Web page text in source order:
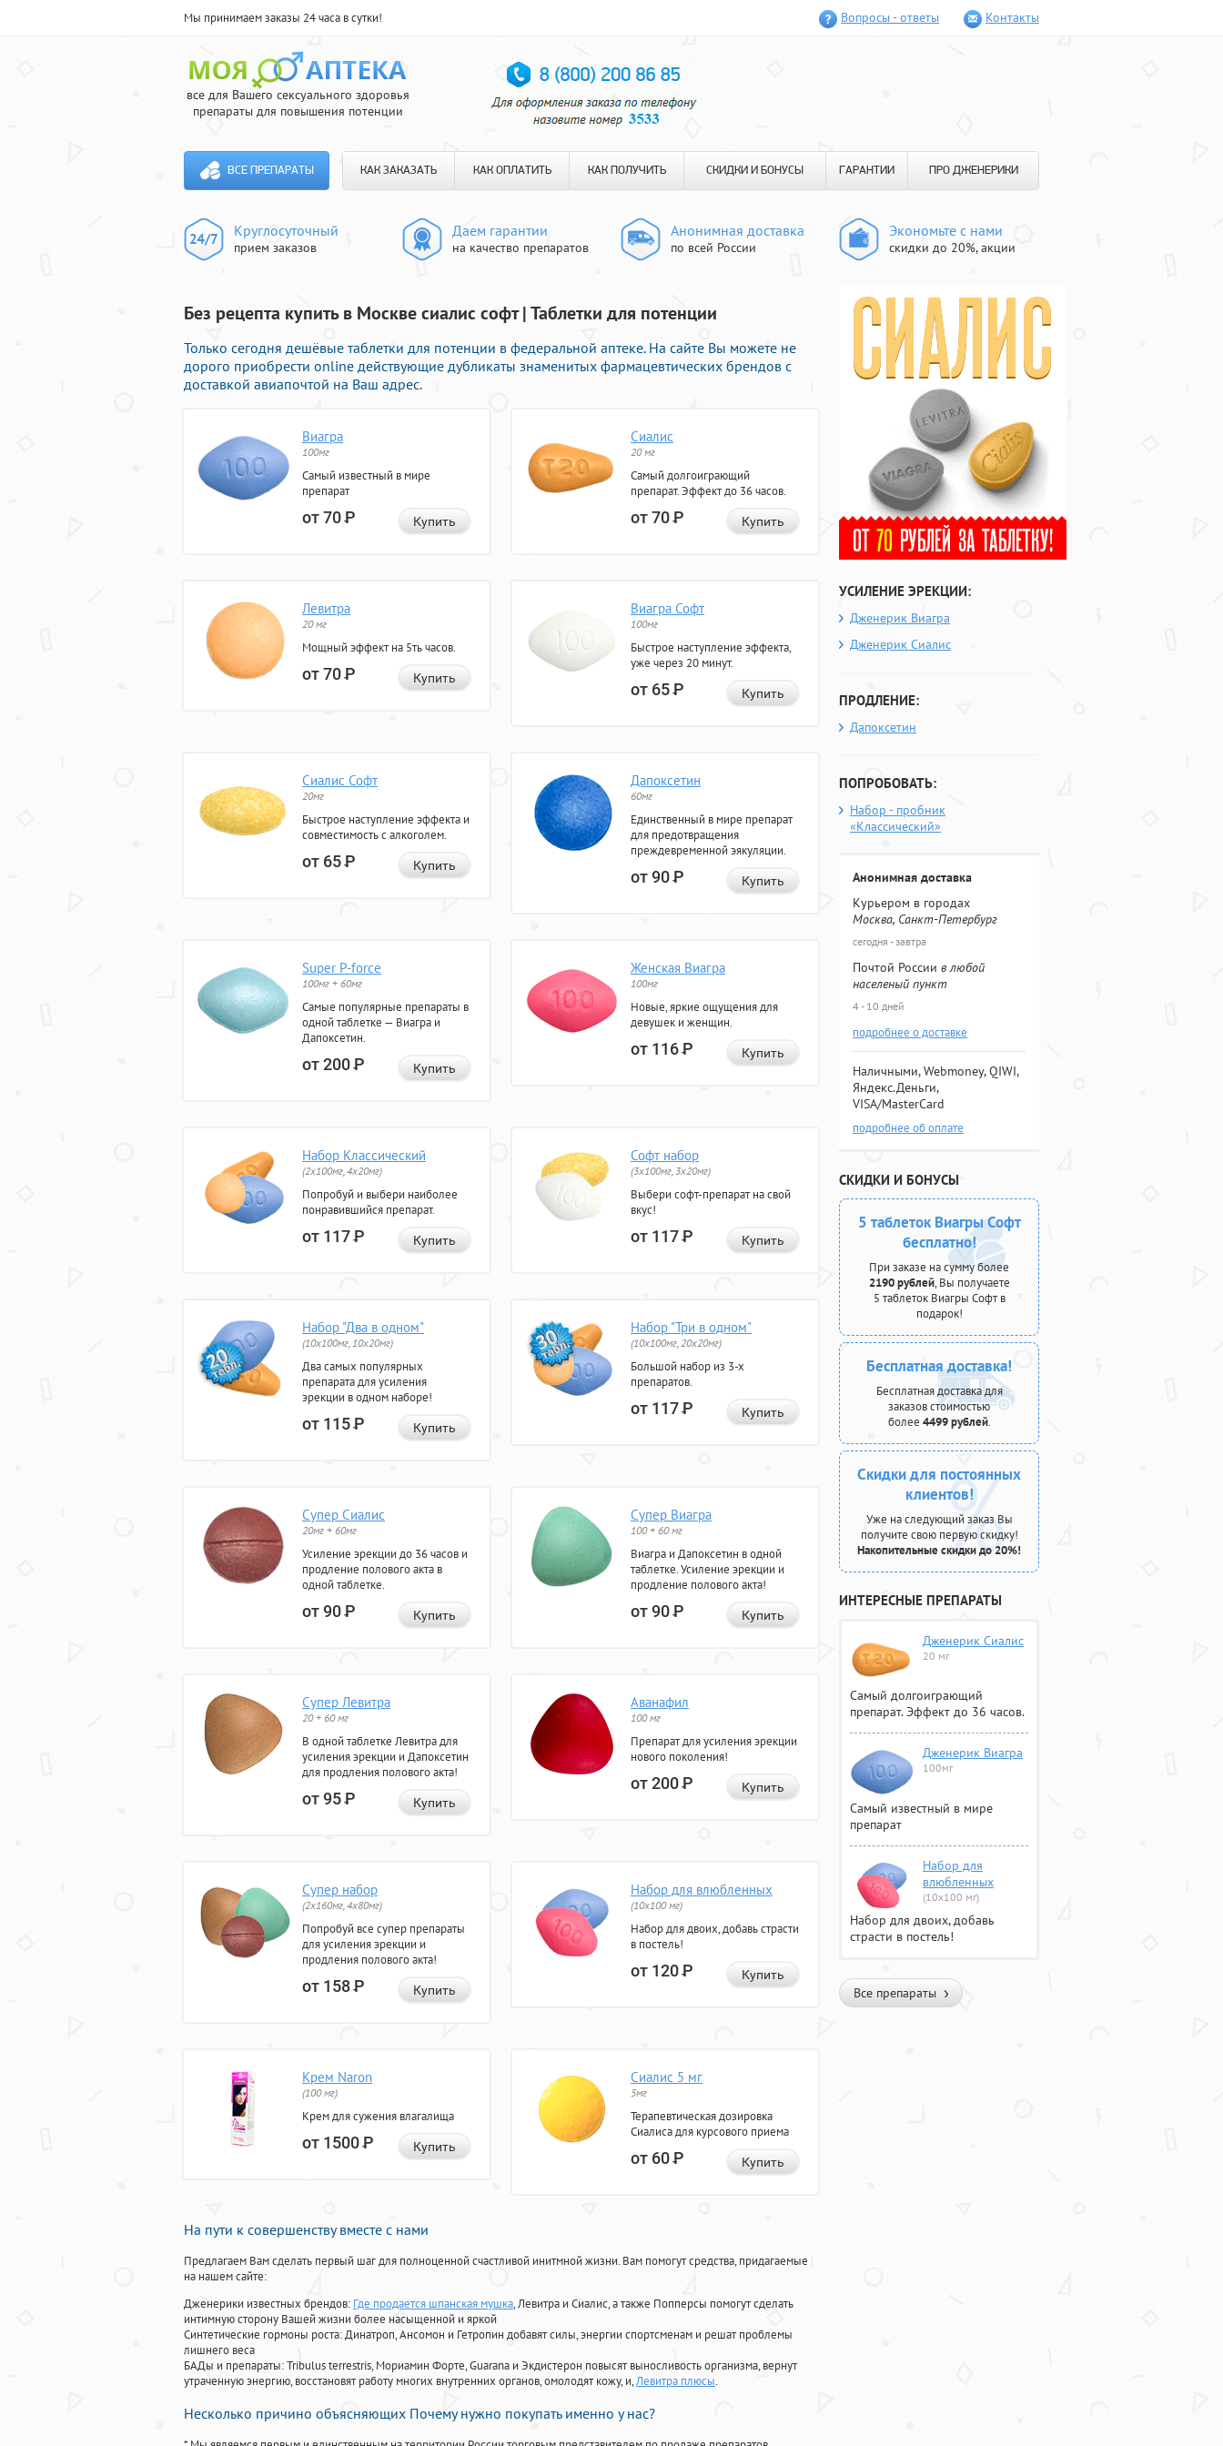
Мы принимаем заказы 24 часа в сутки! Вопросы - ответы Контакты
все для Вашего сексуального здоровья
препараты для повышения потенции
ВСЕ ПРЕПАРАТЫ КАК ЗАКАЗАТЬ КАК ОПЛАТИТЬ КАК ПОЛУЧИТЬ СКИДКИ И БОНУСЫ ГАРАНТИИ ПРО ДЖЕНЕРИКИ
Круглосуточный
прием заказов
Даем гарантии
на качество препаратов
Анонимная доставка
по всей России
Экономьте с нами
скидки до 20%, акции
Без рецепта купить в Москве сиалис софт | Таблетки для потенции
Только сегодня дешёвые таблетки для потенции в федеральной аптеке. На сайте Вы можете не
дорого приобрести online действующие дубликаты знаменитых фармацевтических брендов с
доставкой авиапочтой на Ваш адрес.
Виагра
100мг
Самый известный в мире
препарат
от 70Р Купить
Сиалис
20 мг
Самый долгоиграющий
препарат. Эффект до 36 часов.
от 70Р Купить
Левитра
20 мг
Мощный эффект на 5ть часов.
от 70Р Купить
Виагра Софт
100мг
Быстрое наступление эффекта,
уже через 20 минут.
от 65Р Купить
Сиалис Софт
20мг
Быстрое наступление эффекта и
совместимость с алкоголем.
от 65Р Купить
Дапоксетин
60мг
Единственный в мире препарат
для предотвращения
преждевременной эякуляции.
от 90Р Купить
Super P-force
100мг + 60мг
Самые популярные препараты в
одной таблетке — Виагра и
Дапоксетин.
от 200Р Купить
Женская Виагра
100мг
Новые, яркие ощущения для
девушек и женщин.
от 116Р Купить
Набор Классический
(2x100мг, 4x20мг)
Попробуй и выбери наиболее
понравившийся препарат.
от 117Р Купить
Софт набор
(3x100мг, 3x20мг)
Выбери софт-препарат на свой
вкус!
от 117Р Купить
Набор "Два в одном"
(10x100мг, 10x20мг)
Два самых популярных
препарата для усиления
эрекции в одном наборе!
от 115Р Купить
Набор "Три в одном"
(10x100мг, 20x20мг)
Большой набор из 3-х
препаратов.
от 117Р Купить
Супер Сиалис
20мг + 60мг
Усиление эрекции до 36 часов и
продление полового акта в
одной таблетке.
от 90Р Купить
Супер Виагра
100 + 60 мг
Виагра и Дапоксетин в одной
таблетке. Усиление эрекции и
продление полового акта!
от 90Р Купить
Супер Левитра
20 + 60 мг
В одной таблетке Левитра для
усиления эрекции и Дапоксетин
для продления полового акта!
от 95Р Купить
Аванафил
100 мг
Препарат для усиления эрекции
нового поколения!
от 200Р Купить
Супер набор
(2х160мг, 4х80мг)
Попробуй все супер препараты
для усиления эрекции и
продления полового акта!
от 158Р Купить
Набор для влюбленных
(10х100 мг)
Набор для двоих, добавь страсти
в постель!
от 120Р Купить
Крем Naron
(100 мг)
Крем для сужения влагалища
от 1500Р Купить
Сиалис 5 мг
5мг
Терапевтическая дозировка
Сиалиса для курсового приема
от 60Р Купить
На пути к совершенству вместе с нами
Предлагаем Вам сделать первый шаг для полноценной счастливой инитмной жизни. Вам помогут средства, придагаемые
на нашем сайте:
Дженерики известных брендов: Где продается шпанская мушка, Левитра и Сиалис, а также Попперсы помогут сделать
интимную сторону Вашей жизни более насыщенной и яркой
Синтетические гормоны роста: Динатроп, Ансомон и Гетропин добавят силы, энергии спортсменам и решат проблемы
лишнего веса
БАДы и препараты:Tribulus terrestris, Мориамин Форте, Guarana и Экдистерон повысят выносливость организма, вернут
утраченную энергию, восстановят работу многих внутренних органов, омолодят кожу, и,Левитра плюсы.
Несколько причино объясняющих Почему нужно покупать именно у нас?
УСИЛЕНИЕ ЭРЕКЦИИ:
Дженерик Виагра
Дженерик Сиалис
ПРОДЛЕНИЕ:
Дапоксетин
ПОПРОБОВАТЬ:
Набор - пробник
«Классический»
Анонимная доставка
Курьером в городах
Москва, Санкт-Петербург
сегодня - завтра
Почтой России в любой
населеный пункт
4 - 10 дней
подробнее о доставке
Наличными, Webmoney, QIWI,
Яндекс.Деньги,
VISA/MasterCard
подробнее об оплате
СКИДКИ И БОНУСЫ
5 таблеток Виагры Софт
бесплатно!
При заказе на сумму более
2190 рублей, Вы получаете
5 таблеток Виагры Софт в
подарок!
Бесплатная доставка!
Бесплатная доставка для
заказов стоимостью
более 4499 рублей.
Скидки для постоянных
клиентов!
Уже на следующий заказ Вы
получите свою первую скидку!
Накопительные скидки до 20%!
ИНТЕРЕСНЫЕ ПРЕПАРАТЫ
Дженерик Сиалис
20 мг
Самый долгоиграющий
препарат. Эффект до 36 часов.
Дженерик Виагра
100мг
Самый известный в мире
препарат
Набор для
влюбленных
(10х100 мг)
Набор для двоих, добавь
страсти в постель!
Все препараты